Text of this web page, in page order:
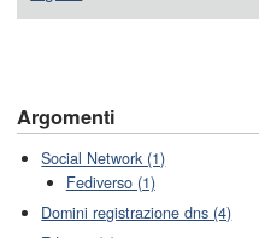
Argomenti
Social Network (1)
Fediverso (1)
Domini registrazione dns (4)